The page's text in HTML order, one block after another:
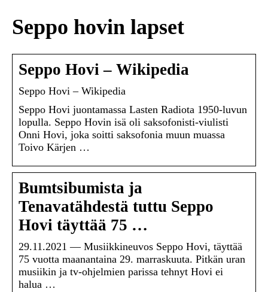
Seppo hovin lapset
Seppo Hovi – Wikipedia
Seppo Hovi – Wikipedia
Seppo Hovi juontamassa Lasten Radiota 1950-luvun
lopulla. Seppo Hovin isä oli saksofonisti-viulisti
Onni Hovi, joka soitti saksofonia muun muassa
Toivo Kärjen …
Bumtsibumista ja
Tenavatähdestä tuttu Seppo
Hovi täyttää 75 …
29.11.2021 — Musiikkineuvos Seppo Hovi, täyttää
75 vuotta maanantaina 29. marraskuuta. Pitkän uran
musiikin ja tv-ohjelmien parissa tehnyt Hovi ei
halua …